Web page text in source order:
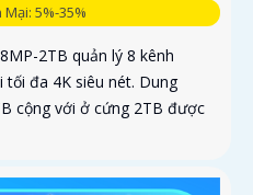
5%-35%
2TB quản lý 8 kênh
đa 4K siêu nét. Dung
cộng với ở cứng 2TB được